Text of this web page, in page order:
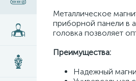
Металлическое
приборной панели в
головка позволяет
Преимущества:
Надежный